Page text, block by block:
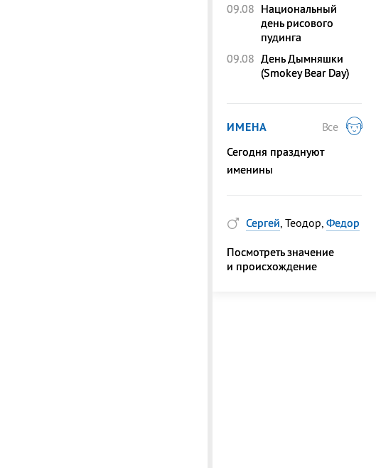
09.08 Национальный
день рисового
пудинга
09.08 День Дымняшки
(Smokey Bear Day)
ИМЕНА
Все
Сегодня празднуют
именины
Сергей, Теодор, Федор
Посмотреть значение
и происхождение